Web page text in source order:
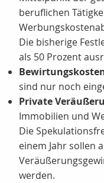
beruflichen
Die bisherige
als 50 Prozent
sind nur noch
Private
Immobilien und
Die
einem Jahr sollen
werden.